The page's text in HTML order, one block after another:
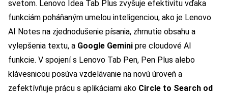
svetom. Lenovo Idea Tab Plus zvyšuje efektivitu vďaka
funkciám poháňaným umelou inteligenciou, ako je Lenovo
AI Notes na zjednodušenie písania, zhrnutie obsahu a
vylepšenia textu, a Google Gemini pre cloudové AI
funkcie. V spojení s Lenovo Tab Pen, Pen Plus alebo
klávesnicou posúva vzdelávanie na novú úroveň a
zefektívňuje prácu s aplikáciami ako Circle to Search od